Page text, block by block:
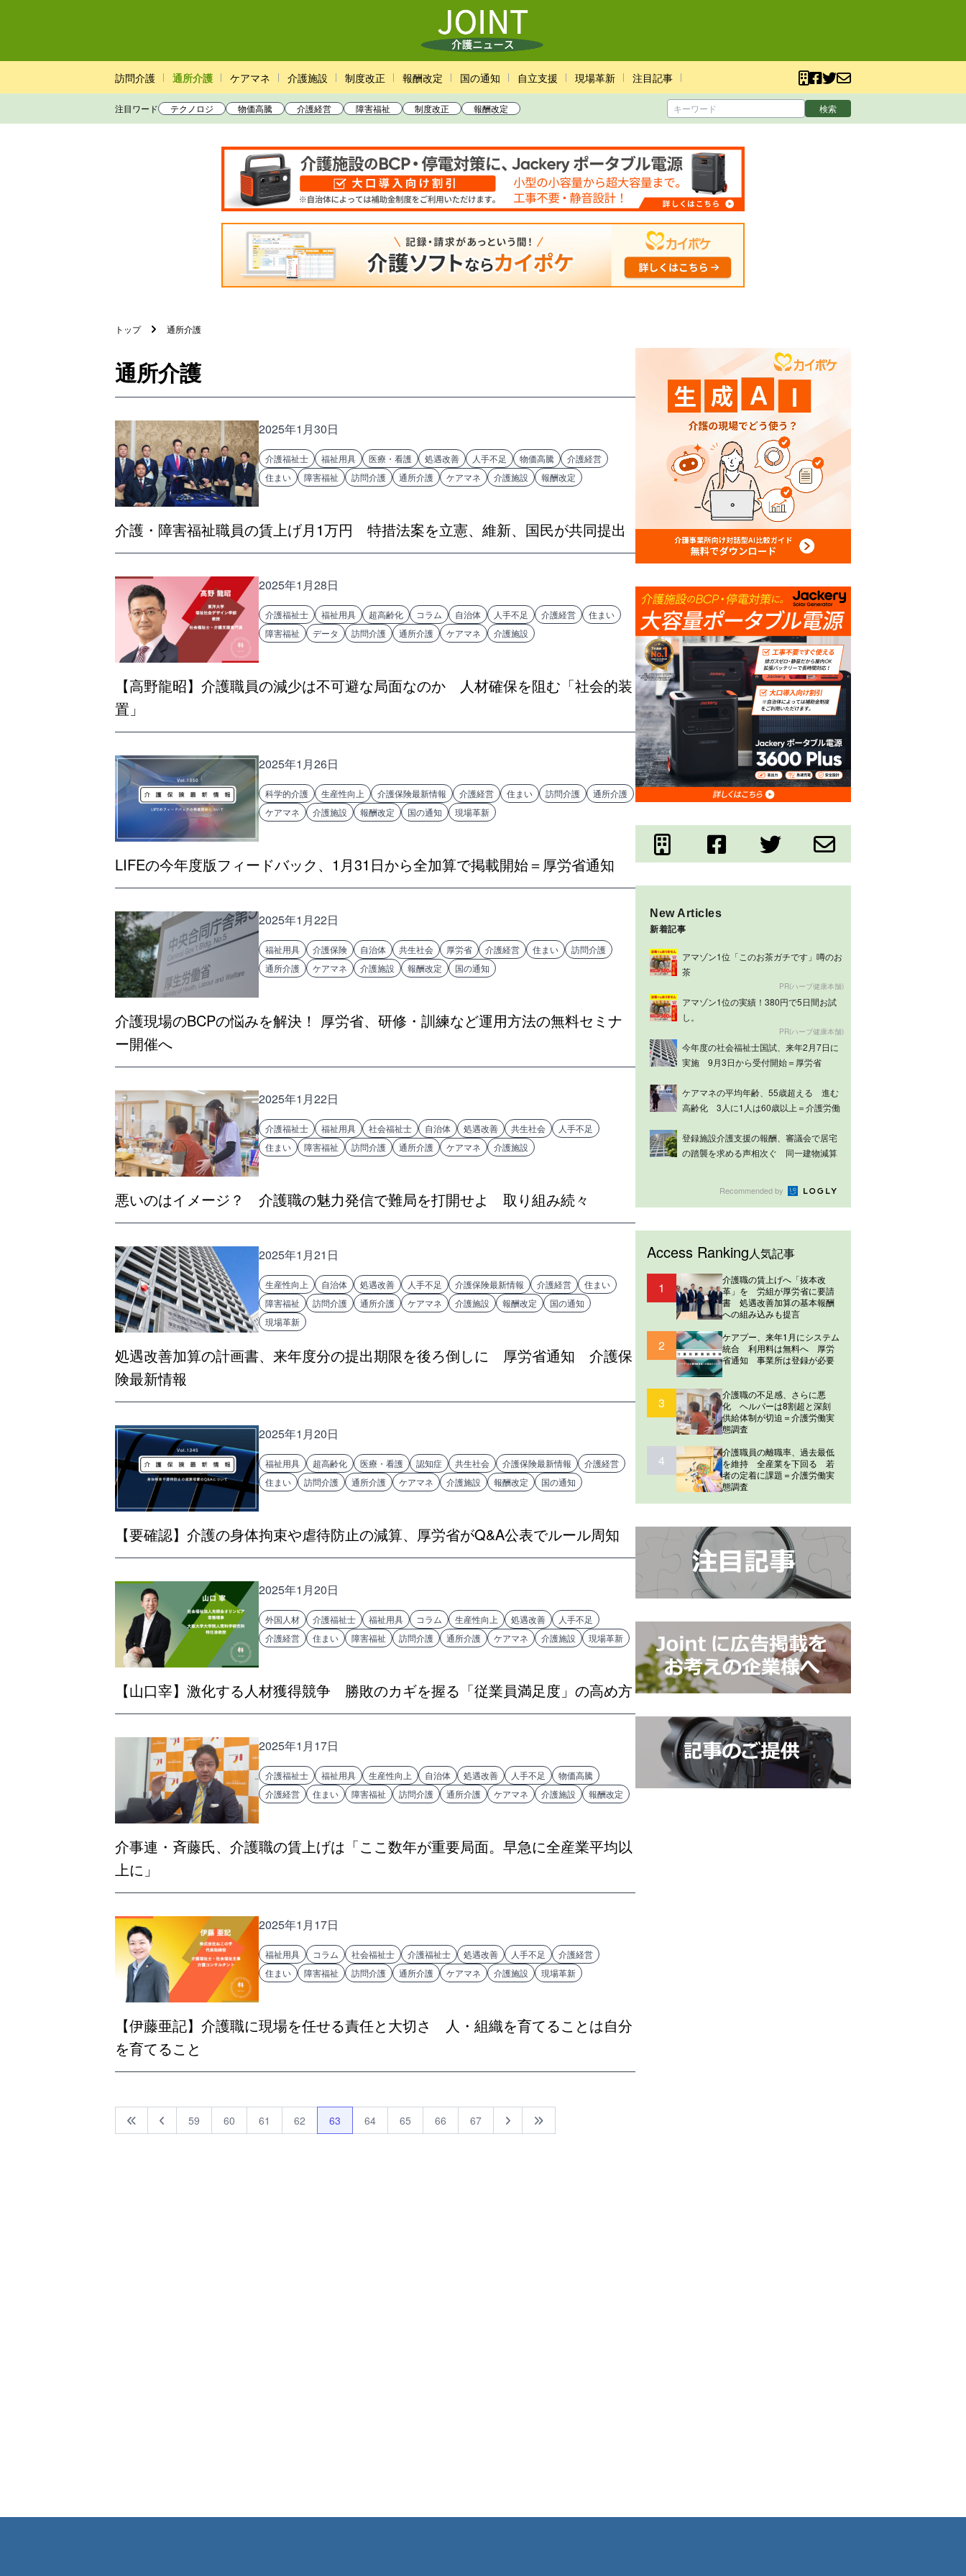
訪問介護 通所介護 ケアマネ 介護施設 制度改正 報酬改定 国の通知 自立支援 現場革新 注目記事
注目ワード テクノロジ 物価高騰 介護経営 障害福祉 制度改正 報酬改定 検索
トップ 通所介護
通所介護
2025年1月30日
介護福祉士 福祉用具 医療・看護 処遇改善 人手不足 物価高騰
介護経営
住まい
障害福祉 訪問介護 通所介護 ケアマネ 介護施設 報酬改定
介護・障害福祉職員の賃上げ月1万円 特措法案を立憲、維新、国民が共同提出
2025年1月28日
介護福祉士 福祉用具 超高齢化 コラム 自治体 人手不足 介護経営
住まい
障害福祉
データ 訪問介護 通所介護 ケアマネ 介護施設
【高野龍昭】介護職員の減少は不可避な局面なのか 人材確保を阻む「社会的装
置」
2025年1月26日
科学的介護 生産性向上 介護保険最新情報 介護経営 住まい 訪問介護
通所介護
ケアマネ
介護施設 報酬改定 国の通知 現場革新
LIFEの今年度版フィードバック、1月31日から全加算で掲載開始＝厚労省通知
2025年1月22日
福祉用具 介護保険 自治体 共生社会 厚労省 介護経営 住まい
訪問介護
通所介護
ケアマネ 介護施設 報酬改定 国の通知
介護現場のBCPの悩みを解決！ 厚労省、研修・訓練など運用方法の無料セミナ
ー開催へ
2025年1月22日
介護福祉士 福祉用具 社会福祉士 自治体 処遇改善 共生社会
人手不足
住まい
障害福祉 訪問介護 通所介護 ケアマネ 介護施設
悪いのはイメージ？ 介護職の魅力発信で難局を打開せよ 取り組み続々
2025年1月21日
生産性向上 自治体 処遇改善 人手不足 介護保険最新情報 介護経営
住まい
障害福祉
訪問介護 通所介護 ケアマネ 介護施設 報酬改定
国の通知
現場革新
処遇改善加算の計画書、来年度分の提出期限を後ろ倒しに 厚労省通知 介護保
険最新情報
2025年1月20日
福祉用具 超高齢化 医療・看護 認知症 共生社会 介護保険最新情報
介護経営
住まい
訪問介護 通所介護 ケアマネ 介護施設 報酬改定 国の通知
【要確認】介護の身体拘束や虐待防止の減算、厚労省がQ&A公表でルール周知
2025年1月20日
外国人材 介護福祉士 福祉用具 コラム 生産性向上 処遇改善
人手不足
介護経営
住まい 障害福祉 訪問介護 通所介護 ケアマネ 介護施設 現場革新
【山口宰】激化する人材獲得競争 勝敗のカギを握る「従業員満足度」の高め方
2025年1月17日
介護福祉士 福祉用具 生産性向上 自治体 処遇改善 人手不足
物価高騰
介護経営
住まい 障害福祉 訪問介護 通所介護 ケアマネ 介護施設 報酬改定
介事連・斉藤氏、介護職の賃上げは「ここ数年が重要局面。早急に全産業平均以
上に」
2025年1月17日
福祉用具 コラム 社会福祉士 介護福祉士 処遇改善 人手不足
介護経営
住まい
障害福祉 訪問介護 通所介護 ケアマネ 介護施設 現場革新
【伊藤亜記】介護職に現場を任せる責任と大切さ 人・組織を育てることは自分
を育てること
59 60 61 62 63 64 65 66 67
New Articles
新着記事
アマゾン1位「このお茶ガチです」噂のお
茶
PR(ハーブ健康本舗)
アマゾン1位の実績！380円で5日間お試
し。
PR(ハーブ健康本舗)
今年度の社会福祉士国試、来年2月7日に
実施 9月3日から受付開始＝厚労省
ケアマネの平均年齢、55歳超える 進む
高齢化 3人に1人は60歳以上＝介護労働
登録施設介護支援の報酬、審議会で居宅
の踏襲を求める声相次ぐ 同一建物減算
Recommended by
Access Ranking人気記事
1
介護職の賃上げへ「抜本改
革」を 労組が厚労省に要請
書 処遇改善加算の基本報酬
への組み込みも提言
2
ケアプー、来年1月にシステム
統合 利用料は無料へ 厚労
省通知 事業所は登録が必要
3
介護職の不足感、さらに悪
化 ヘルパーは8割超と深刻
供給体制が切迫＝介護労働実
態調査
4
介護職員の離職率、過去最低
を維持 全産業を下回る 若
者の定着に課題＝介護労働実
態調査